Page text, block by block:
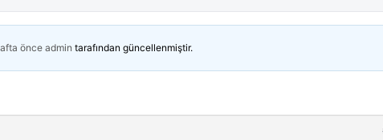
önce admin tarafından güncellenmiştir.